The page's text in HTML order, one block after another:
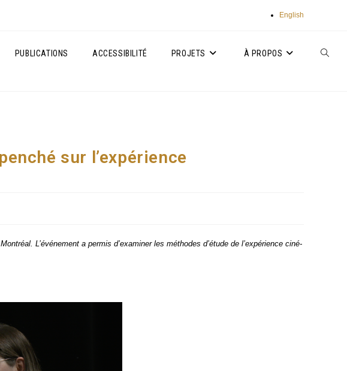
English
PUBLICATIONS ACCESSIBILITÉ PROJETS À PROPOS TOGGLE
sur l’expérience
L’événement a per­mis d’examiner les méthodes d’étude de l’expérience ciné­